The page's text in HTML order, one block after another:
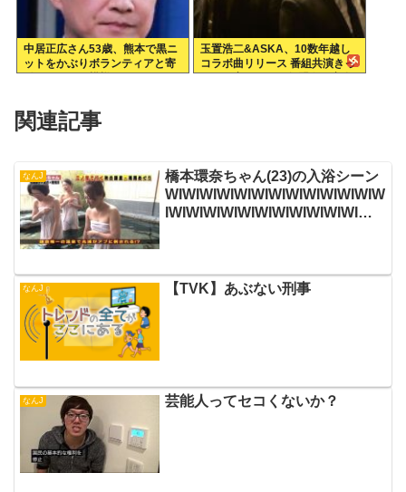
中居正広さん53歳、熊本で黒ニ
ットをかぶりボランティアと寄
玉置浩二&ASKA、10数年越し
コラボ曲リリース 番組共演きっ
関連記事
なんJ
橋本環奈ちゃん(23)の入浴シーン
WIWIWIWIWIWIWIWIWIWIWIWIW
IWIWIWIWIWIWIWIWIWIWIWIWI
なんJ 【TVK】あぶない刑事
なんJ 芸能人ってセコくないか？